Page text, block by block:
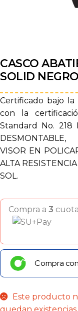
CASCO
SOLID
Certificado bajo
con la
Standard No. 218
DESMONTABLE,
VISOR EN
ALTA
SOL.
Compra a 3
Compra con
Este producto